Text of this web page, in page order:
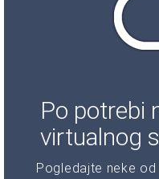
Po potrebi
virtualnog
Pogledajte neke